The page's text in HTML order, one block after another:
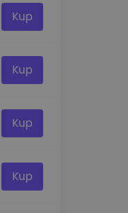
Kup
Kup
Kup
Kup